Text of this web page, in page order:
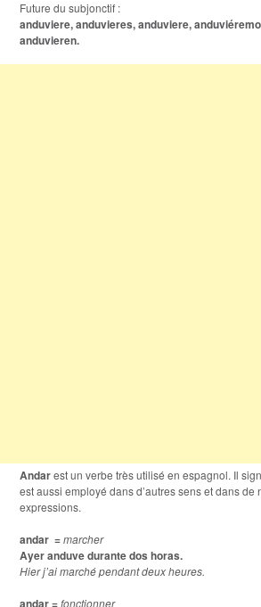
Future du subjonctif :
anduviere, anduvieres, anduviere,
anduvieren.
Andarest un verbe très utilisé en espagnol. Il
est aussi employé dans d’autres sens et dans de
expressions.
andar =marcher
Ayer anduve durante dos horas.
Hier j’ai marché pendant deux heures.
andar =fonctionner